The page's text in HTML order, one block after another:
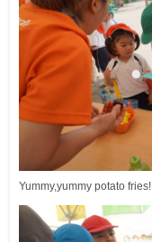
Yummy,yummy potato fries!